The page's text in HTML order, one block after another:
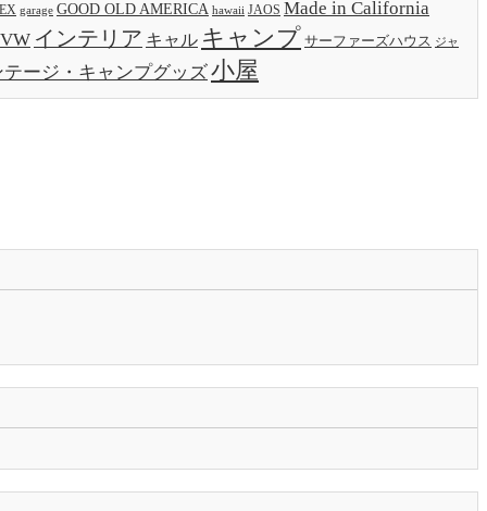
garage GOOD OLD AMERICA hawaii JAOS Made in California
VW インテリア キャル キャンプ サーファーズハウス ジャ
テージ・キャンプグッズ小屋